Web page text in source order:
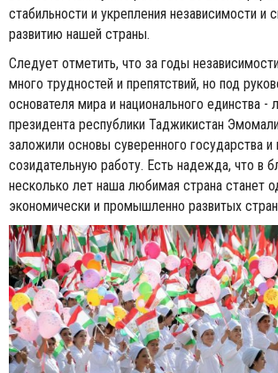
стабильности и укрепления независимости и
развитию нашей страны.
Следует отметить, что за годы
много трудностей и препятствий, но под
основателя мира и национального единства -
президента республики Таджикистан
заложили основы суверенного государства
созидательную работу. Есть надежда, что в
несколько лет наша любимая страна станет
экономически и промышленно развитых